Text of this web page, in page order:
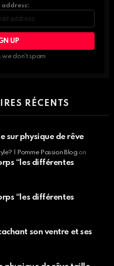
address:
we don't spam
RÉCENTS
sur physique de rêve
| Pomme Passion Blog on
“les différentes
“les différentes
son ventre et ses